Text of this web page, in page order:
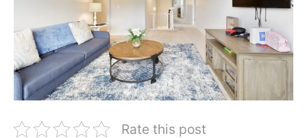
Rate this post